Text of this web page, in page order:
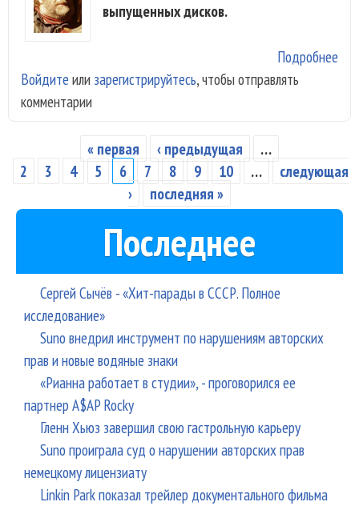
выпущенных дисков.
Подробнее
Войдите или зарегистрируйтесь, чтобы отправлять
комментарии
Страницы
« первая ‹ предыдущая
…
2
3 4 5 6 7 8 9 10 …
следующая
›
последняя »
Последнее
Сергей Сычёв - «Хит-парады в СССР. Полное
исследование»
Suno внедрил инструмент по нарушениям авторских
прав и новые водяные знаки
«Рианна работает в студии», - проговорился ее
партнер A$AP Rocky
Гленн Хьюз завершил свою гастрольную карьеру
Suno проиграла суд о нарушении авторских прав
немецкому лицензиату
Linkin Park показал трейлер документального фильма